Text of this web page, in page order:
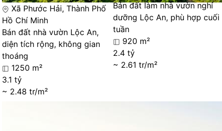
Xã Phước Hải, Thành Phố
Hồ Chí Minh
Bán đất nhà vườn Lộc An,
diện tích rộng, không gian
thoáng
1250 m²
3.1 tỷ
~ 2.48 tr/m²
Bán đất làm nhà vườn nghỉ
dưỡng Lộc An, phù hợp cuối
tuần
920 m²
2.4 tỷ
~ 2.61 tr/m²